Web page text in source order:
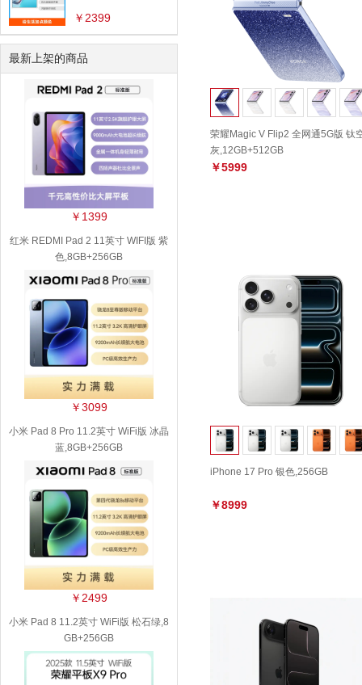
￥2399
最新上架的商品
￥1399
红米 REDMI Pad 2 11英寸 WIFI版 紫
色,8GB+256GB
￥3099
小米 Pad 8 Pro 11.2英寸 WiFi版 冰晶
蓝,8GB+256GB
￥2499
小米 Pad 8 11.2英寸 WiFi版 松石绿,8
GB+256GB
荣耀Magic V Flip2 全网通5G版 钛
灰,12GB+512GB
￥5999
iPhone 17 Pro 银色,256GB
￥8999